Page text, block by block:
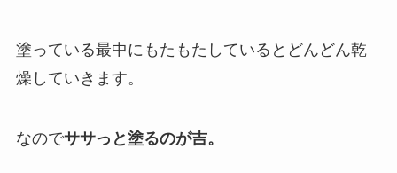
塗っている最中にもたもたしているとどんどん乾
燥していきます。
なのでササっと塗るのが吉。